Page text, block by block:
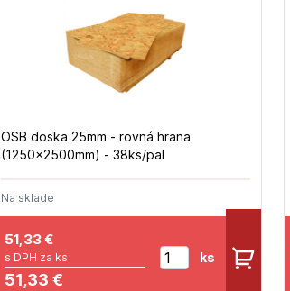
OSB doska 25mm - rovná hrana
(1250x2500mm) - 38ks/pal
Na sklade
51,33€
s DPH za ks
51,33 €
ks